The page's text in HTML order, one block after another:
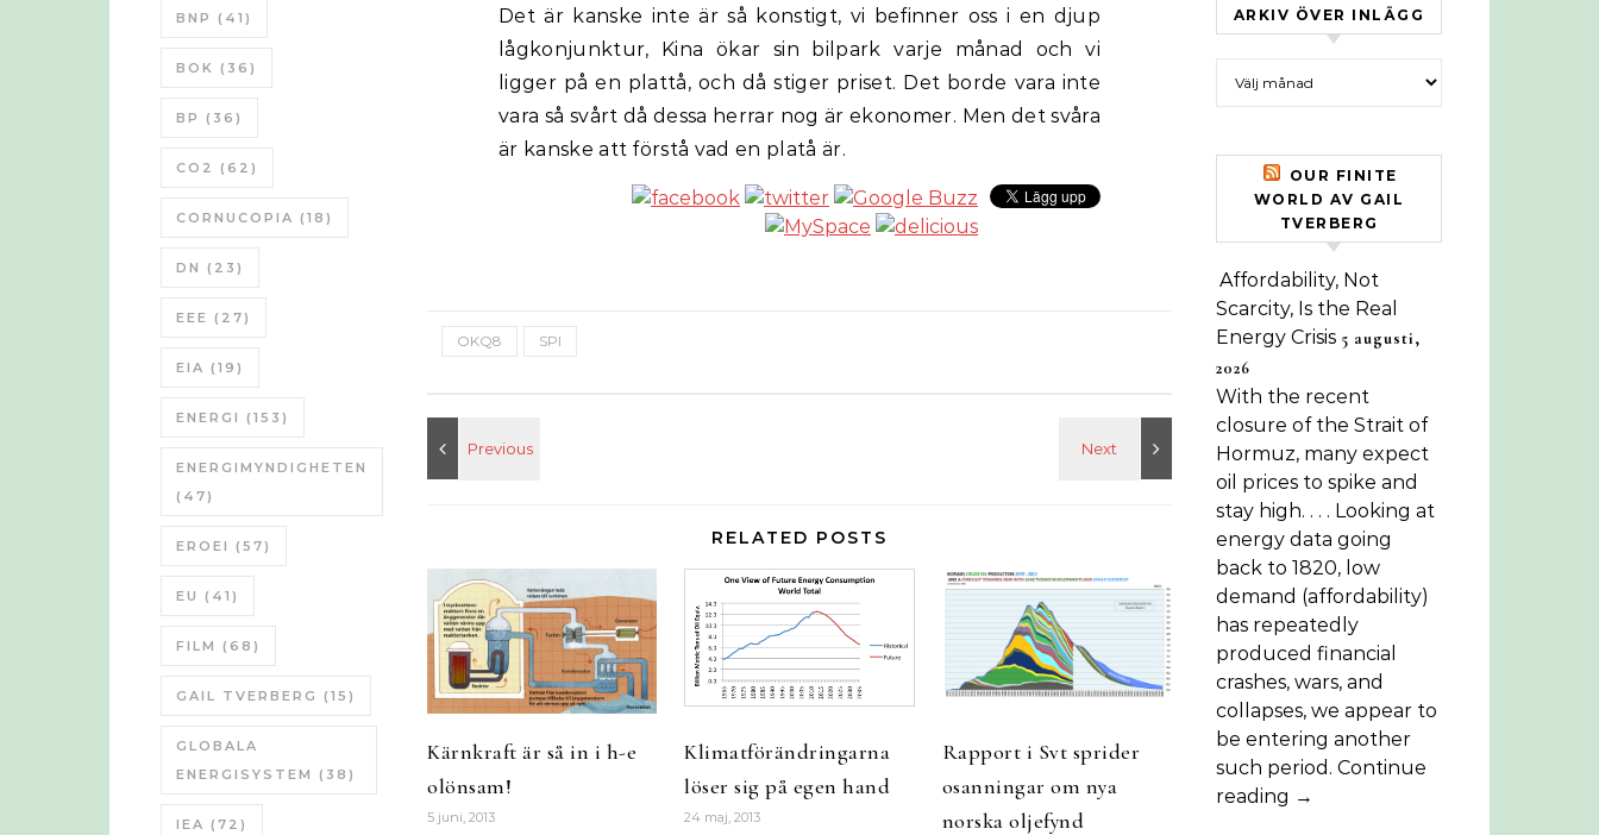
BNP (41)
BOK (36)
BP (36)
CO2 (62)
CORNUCOPIA (18)
DN (23)
EEE (27)
EIA (19)
ENERGI (153)
ENERGIMYNDIGHETEN
(47)
EROEI (57)
EU (41)
FILM (68)
GAIL TVERBERG (15)
GLOBALA
ENERGISYSTEM (38)
IEA (72)
Det är kanske inte är så konstigt, vi befinner oss i en djup
lågkonjunktur, Kina ökar sin bilpark varje månad och vi
ligger på en plattå, och då stiger priset. Det borde vara inte
vara så svårt då dessa herrar nog är ekonomer. Men det svåra
är kanske att förstå vad en platå är.
OKQ8 SPI
RELATED POSTS
Kärnkraft är så in i h-e
olönsam!
5 juni, 2013
Klimatförändringarna
löser sig på egen hand
24 maj, 2013
Rapport i Svt sprider
osanningar om nya
norska oljefynd
ARKIV ÖVER INLÄGG
OUR FINITE
WORLD AV GAIL
TVERBERG
Affordability, Not
Scarcity, Is the Real
Energy Crisis 5 augusti,
2026
With the recent
closure of the Strait of
Hormuz, many expect
oil prices to spike and
stay high. . . . Looking at
energy data going
back to 1820, low
demand (affordability)
has repeatedly
produced financial
crashes, wars, and
collapses, we appear to
be entering another
such period. Continue
reading →